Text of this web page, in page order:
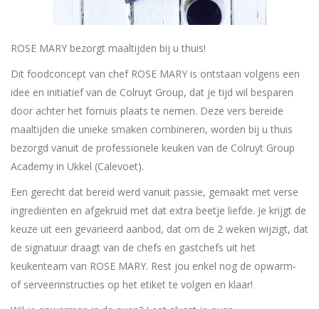
ROSE MARY bezorgt maaltijden bij u thuis!
Dit foodconcept van chef ROSE MARY is ontstaan volgens een
idee en initiatief van de Colruyt Group, dat je tijd wil besparen
door achter het fornuis plaats te nemen. Deze vers bereide
maaltijden die unieke smaken combineren, worden bij u thuis
bezorgd vanuit de professionele keuken van de Colruyt Group
Academy in Ukkel (Calevoet).
Een gerecht dat bereid werd vanuit passie, gemaakt met verse
ingrediënten en afgekruid met dat extra beetje liefde. Je krijgt de
keuze uit een gevarieerd aanbod, dat om de 2 weken wijzigt, dat
de signatuur draagt van de chefs en gastchefs uit het
keukenteam van ROSE MARY. Rest jou enkel nog de opwarm-
of serveerinstructies op het etiket te volgen en klaar!